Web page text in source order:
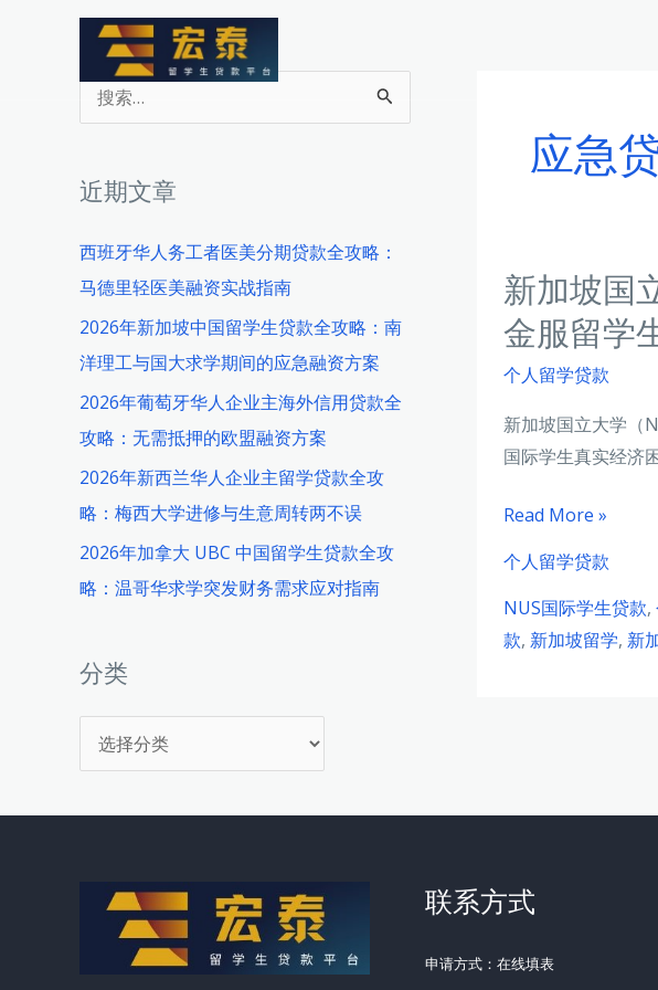
搜
索
近期文章
西班牙华人务工者医美分期贷款全攻略：
马德里轻医美融资实战指南
2026年新加坡中国留学生贷款全攻略：南
洋理工与国大求学期间的应急融资方案
2026年葡萄牙华人企业主海外信用贷款全
攻略：无需抵押的欧盟融资方案
2026年新西兰华人企业主留学贷款全攻
略：梅西大学进修与生意周转两不误
2026年加拿大 UBC 中国留学生贷款全攻
略：温哥华求学突发财务需求应对指南
分类
类
应急
新加坡国
金服留学
个人留学贷款
新加坡国立大学（
国际学生真实经济
新
坡
国
立
费
力
Read More »
个人留学贷款
NUS国际学生贷款,
款, 新加坡留学, 新
联系方式
申请方式：在线填表